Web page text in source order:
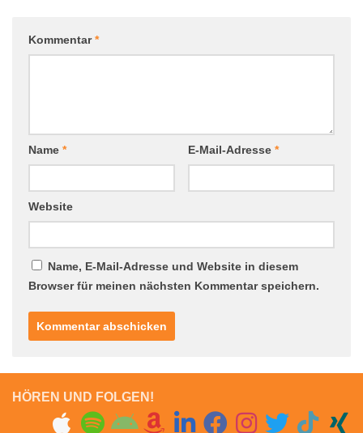
Kommentar*
Name * E-Mail-Adresse *
Website
Name, E-Mail-Adresse und Website in diesem
Browser für meinen nächsten Kommentar speichern.
HÖREN UND FOLGEN!